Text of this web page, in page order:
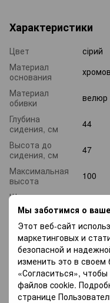
Мы заботимся о
Этот веб-сайт
маркетинговых и
безопасной и
изменить это в своем
«Согласиться»,
файлов cookie.
странице
Характеристики
Цвет
сірий
Материал
основания
Материал
обивки
велюр
Глубина
сидения, см
44
Высота до
сидения, см
47
Максимальная
высота
100
Ширина
сидения, см
Вес, кг
9
Доставка
«Новой